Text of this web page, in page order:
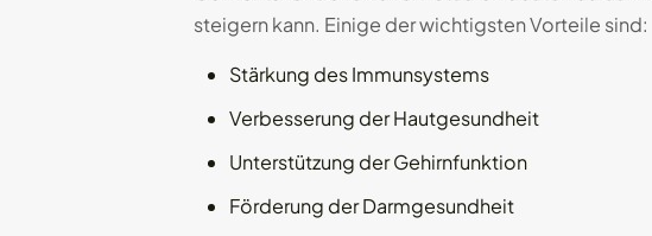
steigern kann. Einige der wichtigsten Vorteile sind:
Stärkung des Immunsystems
Verbesserung der Hautgesundheit
Unterstützung der Gehirnfunktion
Förderung der Darmgesundheit